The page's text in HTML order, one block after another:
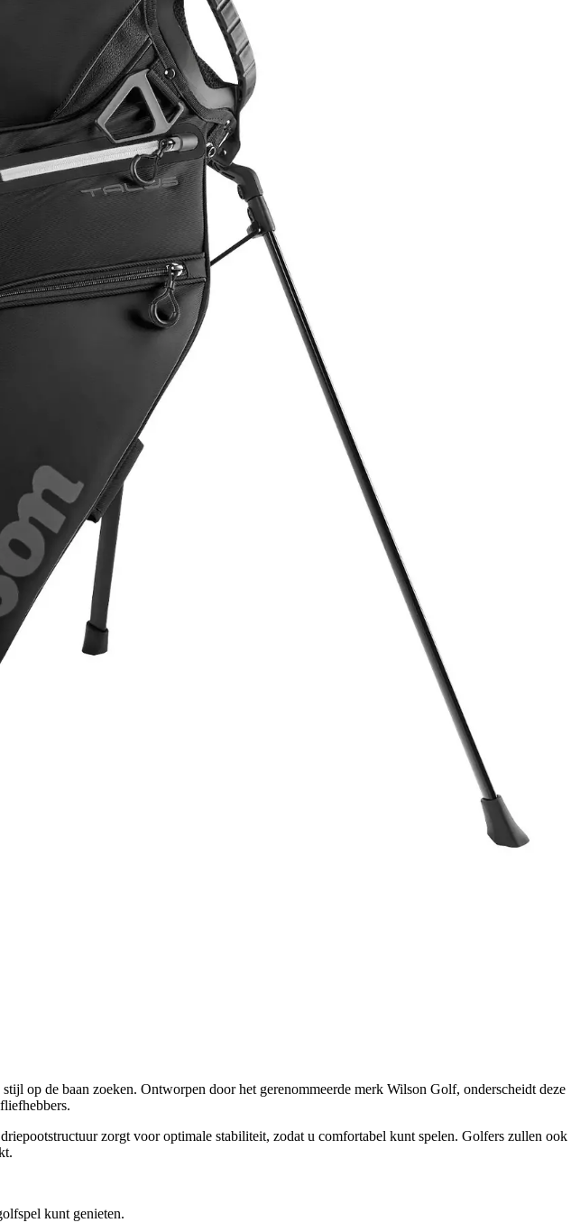
op de baan zoeken. Ontworpen door het gerenommeerde merk Wilson Golf, onderscheidt deze
zorgt voor optimale stabiliteit, zodat u comfortabel kunt spelen. Golfers zullen ook
kunt genieten.